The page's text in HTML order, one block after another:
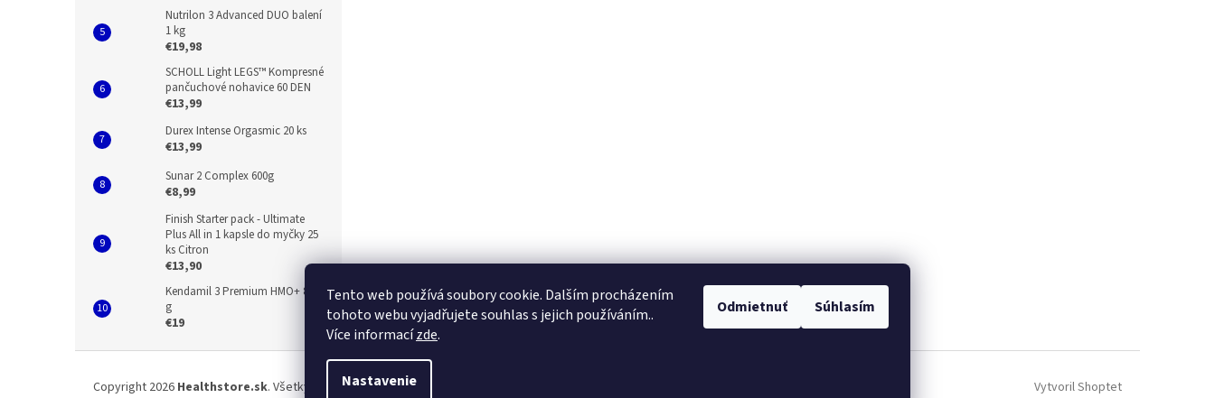
Tento web používá soubory cookie. Dalším procházením
tohoto webu vyjadřujete souhlas s jejich používáním..
Více informacízde.
Nastavenie
Odmietnuť Súhlasím
Nutrilon 3 Advanced DUO balení
1 kg
€19,98
SCHOLL Light LEGS™ Kompresné
pančuchové nohavice 60 DEN
€13,99
Durex Intense Orgasmic 20 ks
€13,99
Sunar 2 Complex 600g
€8,99
Finish Starter pack - Ultimate
Plus All in 1 kapsle do myčky 25
ks Citron
€13,90
Kendamil 3 Premium HMO+ 800
g
€19
Vytvoril Shoptet
Copyright 2026 Healthstore.sk. Všetky práva vyhradené.Upraviť nastavenie cookies